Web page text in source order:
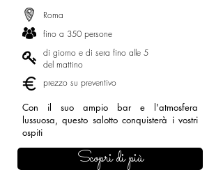
Roma
fino a 350 persone
di giorno e di sera fino alle 5
del mattino
prezzo su preventivo
Con il suo ampio bar e l'atmosfera
lussuosa, questo salotto conquisterà i vostri
ospiti
Scopri di più